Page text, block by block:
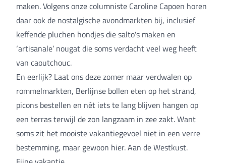
maken. Volgens onze columniste Caroline Capoen horen
daar ook de nostalgische avondmarkten bij, inclusief
keffende pluchen hondjes die salto's maken en
‘artisanale’ nougat die soms verdacht veel weg heeft
van caoutchouc.
En eerlijk? Laat ons deze zomer maar verdwalen op
rommelmarkten, Berlijnse bollen eten op het strand,
picons bestellen en nét iets te lang blijven hangen op
een terras terwijl de zon langzaam in zee zakt. Want
soms zit het mooiste vakantiegevoel niet in een verre
bestemming, maar gewoon hier. Aan de Westkust.